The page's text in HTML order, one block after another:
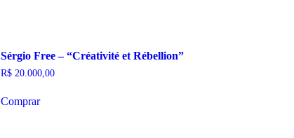
Sérgio Free – “Créativité et Rébellion”
R$20.000,00
Comprar